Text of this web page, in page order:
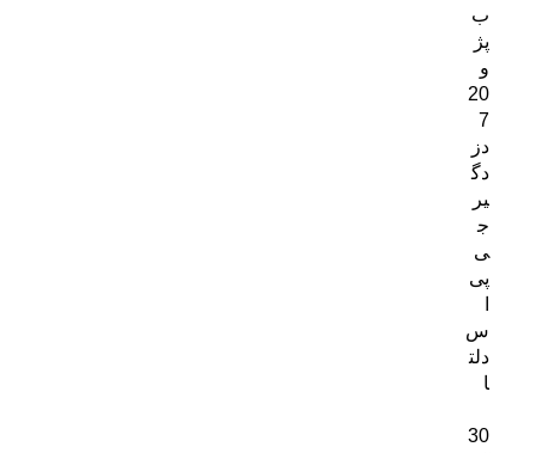
ب
پژ
و
20
7
دز
دگ
یر
ج
ی
پی
س
دلت
ا
30